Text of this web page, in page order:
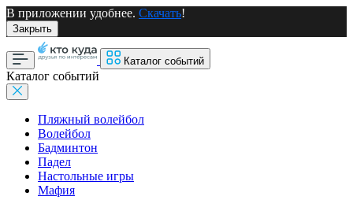
В приложении удобнее. Скачать!
Закрыть
Каталог событий
Каталог событий
Пляжный волейбол
Волейбол
Бадминтон
Падел
Настольные игры
Мафия